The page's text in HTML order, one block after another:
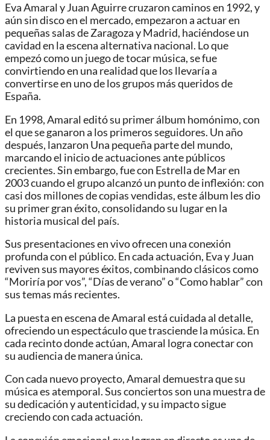
Eva Amaral y Juan Aguirre cruzaron caminos en 1992, y
aún sin disco en el mercado, empezaron a actuar en
pequeñas salas de Zaragoza y Madrid, haciéndose un
cavidad en la escena alternativa nacional. Lo que
empezó como un juego de tocar música, se fue
convirtiendo en una realidad que los llevaría a
convertirse en uno de los grupos más queridos de
España.
En 1998, Amaral editó su primer álbum homónimo, con
el que se ganaron a los primeros seguidores. Un año
después, lanzaron Una pequeña parte del mundo,
marcando el inicio de actuaciones ante públicos
crecientes. Sin embargo, fue con Estrella de Mar en
2003 cuando el grupo alcanzó un punto de inflexión: con
casi dos millones de copias vendidas, este álbum les dio
su primer gran éxito, consolidando su lugar en la
historia musical del país.
Sus presentaciones en vivo ofrecen una conexión
profunda con el público. En cada actuación, Eva y Juan
reviven sus mayores éxitos, combinando clásicos como
“Moriría por vos”, “Días de verano” o “Como hablar” con
sus temas más recientes.
La puesta en escena de Amaral está cuidada al detalle,
ofreciendo un espectáculo que trasciende la música. En
cada recinto donde actúan, Amaral logra conectar con
su audiencia de manera única.
Con cada nuevo proyecto, Amaral demuestra que su
música es atemporal. Sus conciertos son una muestra de
su dedicación y autenticidad, y su impacto sigue
creciendo con cada actuación.